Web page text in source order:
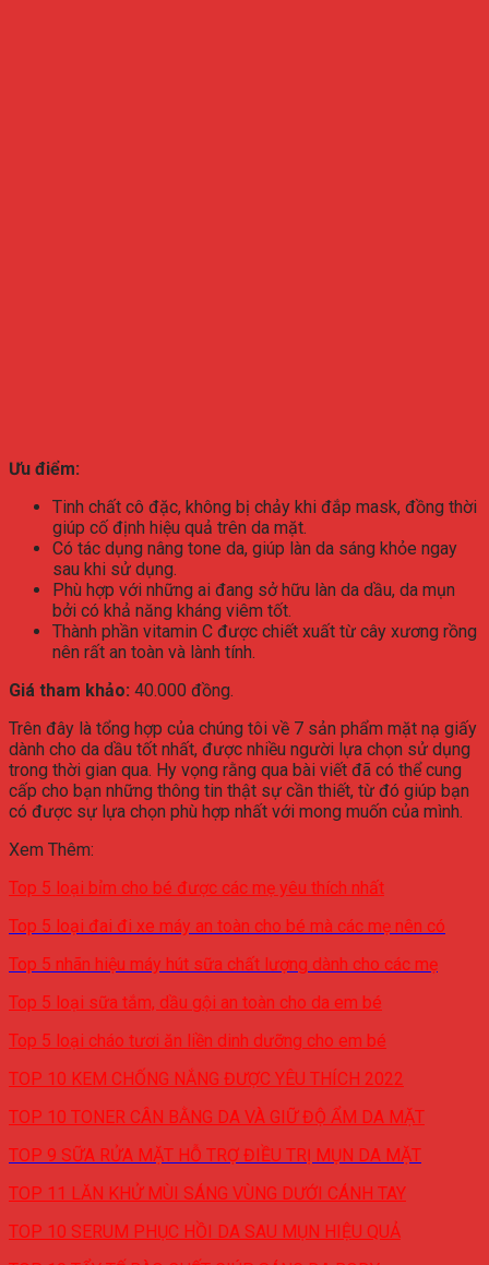
Ưu điểm:
Tinh chất cô đặc, không bị chảy khi đắp mask, đồng thời
giúp cố định hiệu quả trên da mặt.
Có tác dụng nâng tone da, giúp làn da sáng khỏe ngay
sau khi sử dụng.
Phù hợp với những ai đang sở hữu làn da dầu, da mụn
bởi có khả năng kháng viêm tốt.
Thành phần vitamin C được chiết xuất từ cây xương rồng
nên rất an toàn và lành tính.
Giá tham khảo: 40.000 đồng.
Trên đây là tổng hợp của chúng tôi về 7 sản phẩm mặt nạ giấy
dành cho da dầu tốt nhất, được nhiều người lựa chọn sử dụng
trong thời gian qua. Hy vọng rằng qua bài viết đã có thể cung
cấp cho bạn những thông tin thật sự cần thiết, từ đó giúp bạn
có được sự lựa chọn phù hợp nhất với mong muốn của mình.
Xem Thêm:
Top 5 loại bỉm cho bé được các mẹ yêu thích nhất
Top 5 loại đai đi xe máy an toàn cho bé mà các mẹ nên có
Top 5 nhãn hiệu máy hút sữa chất lượng dành cho các mẹ
Top 5 loại sữa tắm, dầu gội an toàn cho da em bé
Top 5 loại cháo tươi ăn liền dinh dưỡng cho em bé
TOP 10 KEM CHỐNG NẮNG ĐƯỢC YÊU THÍCH 2022
TOP 10 TONER CÂN BẰNG DA VÀ GIỮ ĐỘ ẨM DA MẶT
TOP 9 SỮA RỬA MẶT HỖ TRỢ ĐIỀU TRỊ MỤN DA MẶT
TOP 11 LĂN KHỬ MÙI SÁNG VÙNG DƯỚI CÁNH TAY
TOP 10 SERUM PHỤC HỒI DA SAU MỤN HIỆU QUẢ